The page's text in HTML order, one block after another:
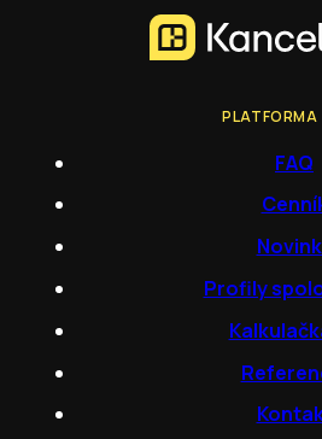
PLATFORMA
FAQ
Profily